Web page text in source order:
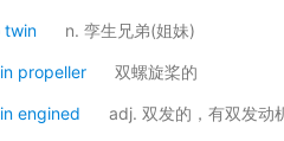
twin n. 孪生兄弟(姐妹)
propeller 双螺旋桨的
engined adj. 双发的，有双发动